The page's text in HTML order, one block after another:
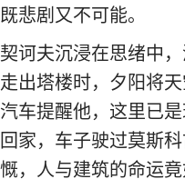
既悲剧又不可能。
契诃夫沉浸在思绪中
走出塔楼时，夕阳将
汽车提醒他，这里已
回家，车子驶过莫斯
慨，人与建筑的命运